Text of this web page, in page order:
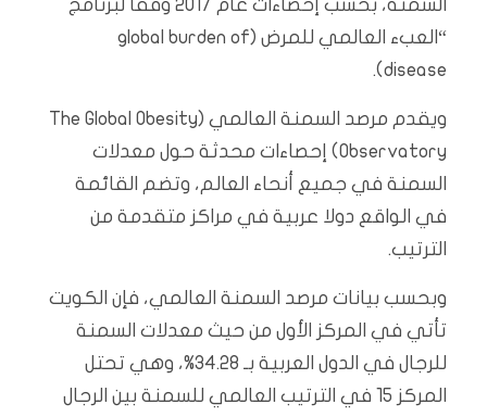
السمنة، بحسب إحصاءات عام 2017 وفقا لبرنامج
“العبء العالمي للمرض (global burden of
disease).
ويقدم مرصد السمنة العالمي (The Global Obesity
Observatory) إحصاءات محدثة حول معدلات
السمنة في جميع أنحاء العالم، وتضم القائمة
في الواقع دولا عربية في مراكز متقدمة من
الترتيب.
وبحسب بيانات مرصد السمنة العالمي، فإن الكويت
تأتي في المركز الأول من حيث معدلات السمنة
للرجال في الدول العربية بـ 34.28%، وهي تحتل
المركز 15 في الترتيب العالمي للسمنة بين الرجال